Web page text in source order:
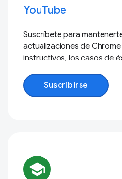
YouTube
Suscríbete para
actualizaciones de Chrome
instructivos, los casos de
Suscribirse
school